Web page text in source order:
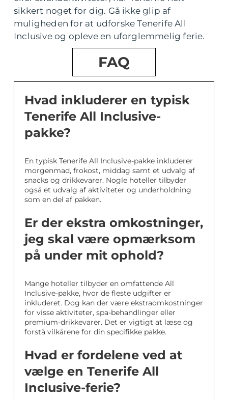
sikkert noget for dig. Gå ikke glip af
muligheden for at udforske Tenerife All
Inclusive og opleve en uforglemmelig ferie.
FAQ
Hvad inkluderer en typisk
Tenerife All Inclusive-
pakke?
En typisk Tenerife All Inclusive-pakke inkluderer
morgenmad, frokost, middag samt et udvalg af
snacks og drikkevarer. Nogle hoteller tilbyder
også et udvalg af aktiviteter og underholdning
som en del af pakken.
Er der ekstra omkostninger,
jeg skal være opmærksom
på under mit ophold?
Mange hoteller tilbyder en omfattende All
Inclusive-pakke, hvor de fleste udgifter er
inkluderet. Dog kan der være ekstraomkostninger
for visse aktiviteter, spa-behandlinger eller
premium-drikkevarer. Det er vigtigt at læse og
forstå vilkårene for din specifikke pakke.
Hvad er fordelene ved at
vælge en Tenerife All
Inclusive-ferie?